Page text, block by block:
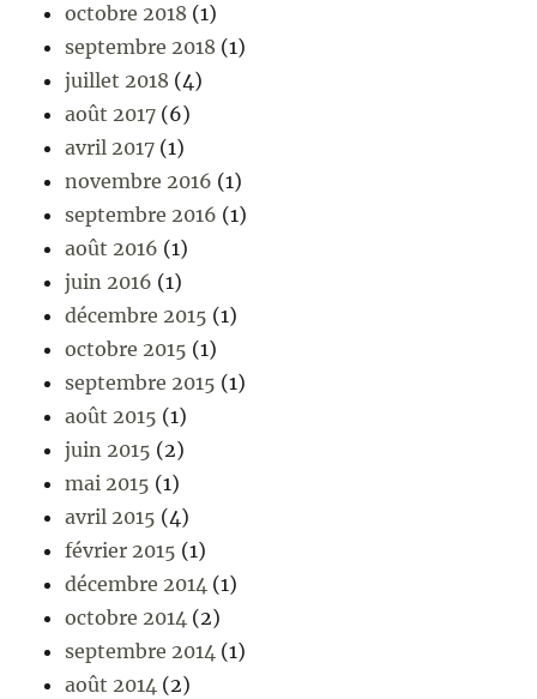
octobre 2018 (1)
septembre 2018 (1)
juillet 2018 (4)
août 2017 (6)
avril 2017 (1)
novembre 2016 (1)
septembre 2016 (1)
août 2016 (1)
juin 2016 (1)
décembre 2015 (1)
octobre 2015 (1)
septembre 2015 (1)
août 2015 (1)
juin 2015 (2)
mai 2015 (1)
avril 2015 (4)
février 2015 (1)
décembre 2014 (1)
octobre 2014 (2)
septembre 2014 (1)
août 2014 (2)